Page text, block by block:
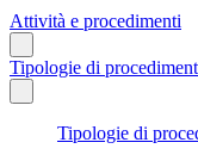
Attività e procedimenti
Tipologie di
Tipologie di